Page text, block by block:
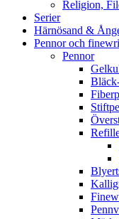
Religion,
Serier
Härnösand &
Pennor och
Pennor